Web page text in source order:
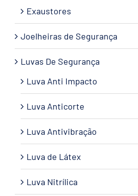
Exaustores
Joelheiras de Segurança
Luvas De Segurança
Luva Anti Impacto
Luva Anticorte
Luva Antivibração
Luva de Látex
Luva Nitrílica